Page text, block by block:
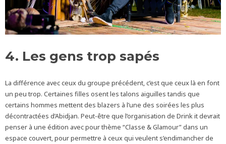
4. Les gens trop sapés
La différence avec ceux du groupe précédent, c’est que ceux là en font
un peu trop. Certaines filles osent les talons aiguilles tandis que
certains hommes mettent des blazers à l’une des soirées les plus
décontractées d’Abidjan. Peut-être que l’organisation de Drink it devrait
penser à une édition avec pour thème “Classe & Glamour” dans un
espace couvert, pour permettre à ceux qui veulent s’endimancher de